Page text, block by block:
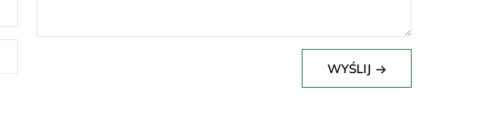
WYŚLIJ